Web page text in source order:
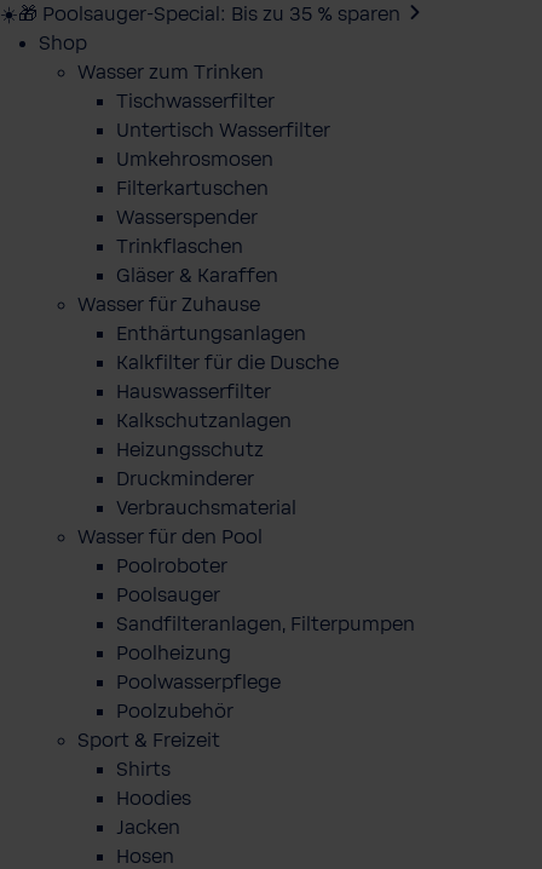
☀️🎁 Poolsauger-Special: Bis zu 35 % sparen
Shop
Wasser zum Trinken
Tischwasserfilter
Untertisch Wasserfilter
Umkehrosmosen
Filterkartuschen
Wasserspender
Trinkflaschen
Gläser & Karaffen
Wasser für Zuhause
Enthärtungsanlagen
Kalkfilter für die Dusche
Hauswasserfilter
Kalkschutzanlagen
Heizungsschutz
Druckminderer
Verbrauchsmaterial
Wasser für den Pool
Poolroboter
Poolsauger
Sandfilteranlagen, Filterpumpen
Poolheizung
Poolwasserpflege
Poolzubehör
Sport & Freizeit
Shirts
Hoodies
Jacken
Hosen